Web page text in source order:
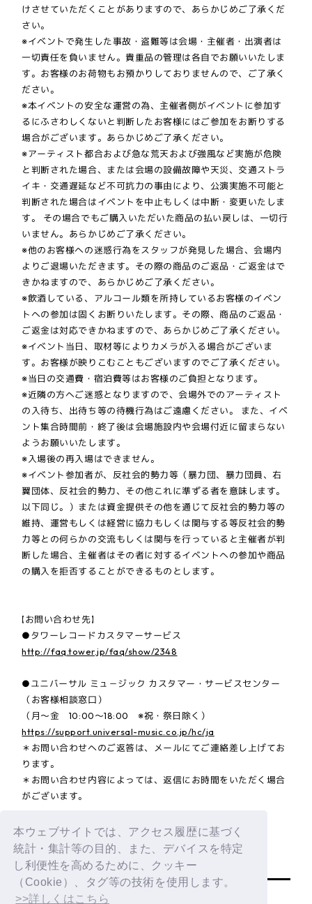
本ウェブサイトでは、アクセス履歴に基づく
統計・集計等の目的、また、デバイスを特定
し利便性を高めるために、クッキー
（Cookie）、タグ等の技術を使用します。
>>詳しくはこちら
けさせていただくことがありますので、あらかじめご了承くだ
さい。
※イベントで発生した事故・盗難等は会場・主催者・出演者は
一切責任を負いません。貴重品の管理は各自でお願いいたしま
す。お客様のお荷物もお預かりしておりませんので、ご了承く
ださい。
※本イベントの安全な運営の為、主催者側がイベントに参加す
るにふさわしくないと判断したお客様にはご参加をお断りする
場合がございます。あらかじめご了承ください。
※アーティスト都合および急な荒天および強風など実施が危険
と判断された場合、または会場の設備故障や天災、交通ストラ
イキ・交通遅延など不可抗力の事由により、公演実施不可能と
判断された場合はイベントを中止もしくは中断・変更いたしま
す。 その場合でもご購入いただいた商品の払い戻しは、一切行
いません。あらかじめご了承ください。
※他のお客様への迷惑行為をスタッフが発見した場合、会場内
よりご退場いただきます。その際の商品のご返品・ご返金はで
きかねますので、あらかじめご了承ください。
※飲酒している、アルコール類を所持しているお客様のイベン
トへの参加は固くお断りいたします。その際、商品のご返品・
ご返金は対応できかねますので、あらかじめご了承ください。
※イベント当日、取材等によりカメラが入る場合がございま
す。お客様が映りこむこともございますのでご了承ください。
※当日の交通費・宿泊費等はお客様のご負担となります。
※近隣の方へご迷惑となりますので、会場外でのアーティスト
の入待ち、出待ち等の待機行為はご遠慮ください。 また、イベ
ント集合時間前・終了後は会場施設内や会場付近に留まらない
ようお願いいたします。
※入場後の再入場はできません。
※イベント参加者が、反社会的勢力等（暴力団、暴力団員、右
翼団体、反社会的勢力、その他これに準ずる者を意味します。
以下同じ。）または資金提供その他を通じて反社会的勢力等の
維持、運営もしくは経営に協力もしくは関与する等反社会的勢
力等との何らかの交流もしくは関与を行っていると主催者が判
断した場合、主催者はその者に対するイベントへの参加や商品
の購入を拒否することができるものとします。
【お問い合わせ先】
●タワーレコードカスタマーサービス
http://faq.tower.jp/faq/show/2348
●ユニバーサル ミュ－ジック カスタマー・サービスセンター
（お客様相談窓口）
（月～金 10:00～18:00 ※祝・祭日除く）
https://support.universal-music.co.jp/hc/ja
＊お問い合わせへのご返答は、メールにてご連絡差し上げてお
ります。
＊お問い合わせ内容によっては、返信にお時間をいただく場合
がございます。
BACK